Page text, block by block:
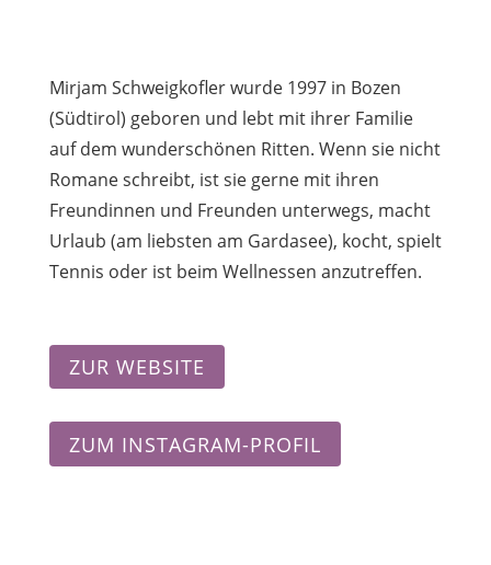
Mirjam Schweigkofler wurde 1997 in Bozen
(Südtirol) geboren und lebt mit ihrer Familie
auf dem wunderschönen Ritten. Wenn sie nicht
Romane schreibt, ist sie gerne mit ihren
Freundinnen und Freunden unterwegs, macht
Urlaub (am liebsten am Gardasee), kocht, spielt
Tennis oder ist beim Wellnessen anzutreffen.
ZUR WEBSITE
ZUM INSTAGRAM-PROFIL